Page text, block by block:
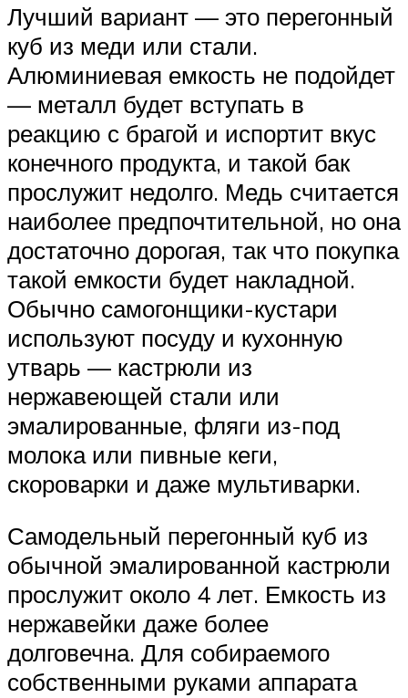
Лучший вариант — это перегонный
куб из меди или стали.
Алюминиевая емкость не подойдет
— металл будет вступать в
реакцию с брагой и испортит вкус
конечного продукта, и такой бак
прослужит недолго. Медь считается
наиболее предпочтительной, но она
достаточно дорогая, так что покупка
такой емкости будет накладной.
Обычно самогонщики-кустари
используют посуду и кухонную
утварь — кастрюли из
нержавеющей стали или
эмалированные, фляги из-под
молока или пивные кеги,
скороварки и даже мультиварки.
Самодельный перегонный куб из
обычной эмалированной кастрюли
прослужит около 4 лет. Емкость из
нержавейки даже более
долговечна. Для собираемого
собственными руками аппарата